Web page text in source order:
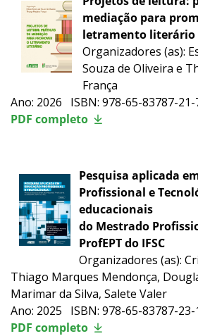
mediação para
letramento literário
Organizadores (as):
Souza de Oliveira e
França
Ano: 2026 ISBN: 978-65-83787-21-
PDF completo
Pesquisa aplicada
Profissional e
educacionais
do Mestrado
ProfEPT do IFSC
Organizadores (as):
Thiago Marques Mendonça,
Marimar da Silva, Salete Valer
Ano: 2025 ISBN: 978-65-83787-23-
PDF completo